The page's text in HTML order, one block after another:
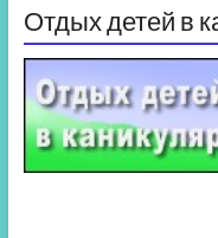
Отдых детей в